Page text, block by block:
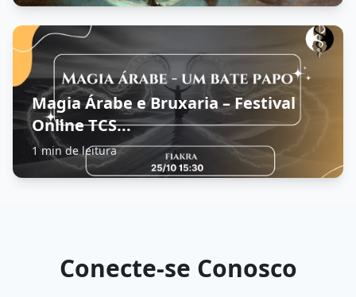
Magia Árabe e Bruxaria – Festival
Online TCS...
1 min de leitura
Conecte-se Conosco